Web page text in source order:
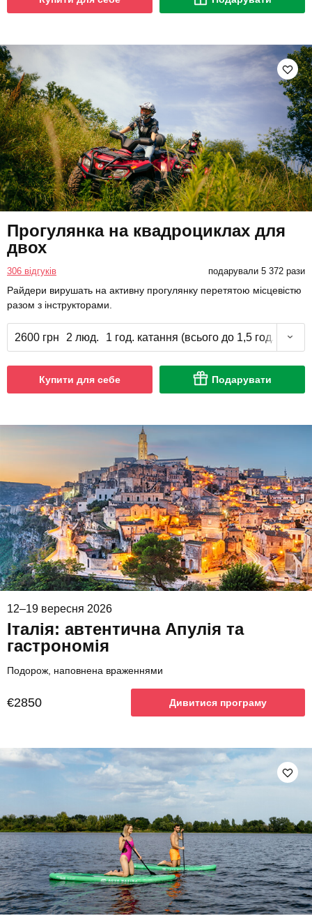
Прогулянка на квадроциклах для
двох
306 відгуків подарували 5 372 рази
Райдери вирушать на активну прогулянку перетятою місцевістю
разом з інструкторами.
2600 грн 2 люд. 1 год. катання (всього до 1,5 год.)
Купити для себе Подарувати
12–19 вересня 2026
Італія: автентична Апулія та
гастрономія
Подорож, наповнена враженнями
€2850 Дивитися програму